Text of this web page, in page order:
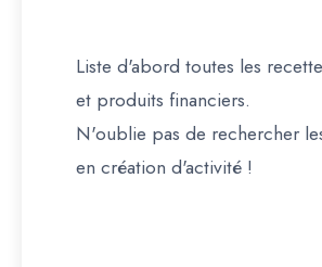
Liste d'abord toutes les
et produits financiers.
N'oublie pas de rechercher
en création d'activité !